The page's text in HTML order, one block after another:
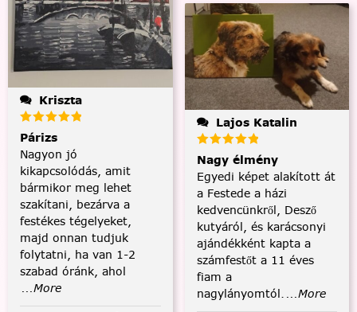
Kriszta
Párizs
Nagyon jó
kikapcsolódás, amit
bármikor meg lehet
szakítani, bezárva a
festékes tégelyeket,
majd onnan tudjuk
folytatni, ha van 1-2
szabad óránk, ahol
...More
Lajos Katalin
Nagy élmény
Egyedi képet alakított át
a Festede a házi
kedvencünkről, Desző
kutyáról, és karácsonyi
ajándékként kapta a
számfestőt a 11 éves
fiam a
nagylányomtól. ...More